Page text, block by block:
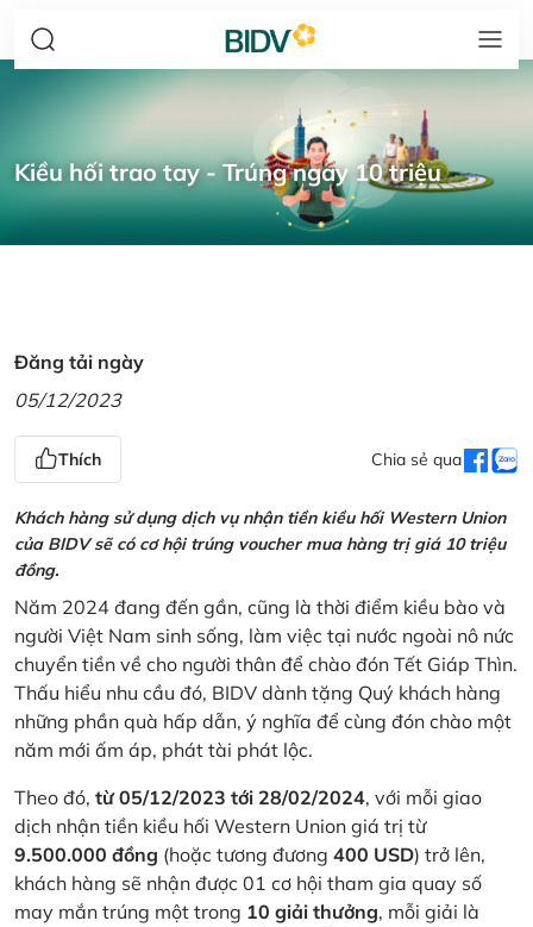
Kiều hối trao tay - Trúng ngay 10 triệu
Đăng tải ngày
05/12/2023
Thích Chia sẻ qua
Khách hàng sử dụng dịch vụ nhận tiền kiều hối Western Union
của BIDV sẽ có cơ hội trúng voucher mua hàng trị giá 10 triệu
đồng.
Năm 2024 đang đến gần, cũng là thời điểm kiều bào và
người Việt Nam sinh sống, làm việc tại nước ngoài nô nức
chuyển tiền về cho người thân để chào đón Tết Giáp Thìn.
Thấu hiểu nhu cầu đó, BIDV dành tặng Quý khách hàng
những phần quà hấp dẫn, ý nghĩa để cùng đón chào một
năm mới ấm áp, phát tài phát lộc.
Theo đó, từ 05/12/2023 tới 28/02/2024, với mỗi giao
dịch nhận tiền kiều hối Western Union giá trị từ
9.500.000 đồng (hoặc tương đương 400 USD) trở lên,
khách hàng sẽ nhận được 01 cơ hội tham gia quay số
may mắn trúng một trong 10 giải thưởng, mỗi giải là